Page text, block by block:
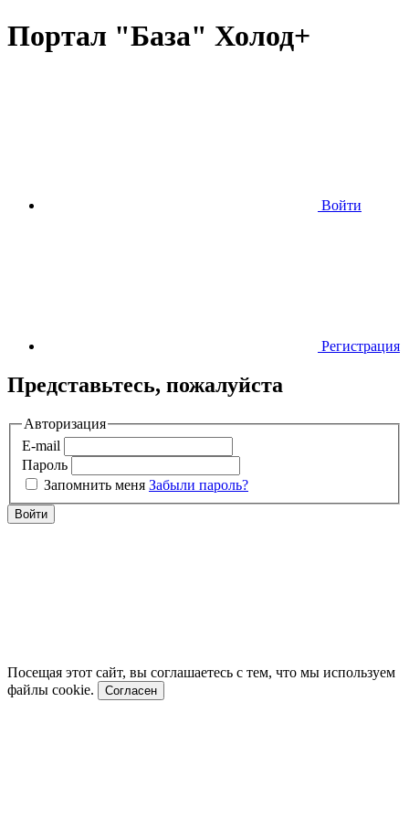
Портал "База" Холод+
Войти
Регистрация
Представьтесь, пожалуйста
Авторизация
E-mail
Пароль
Запомнить меня Забыли пароль?
Войти
Посещая этот сайт, вы соглашаетесь с тем, что мы используем
файлы cookie.
Согласен